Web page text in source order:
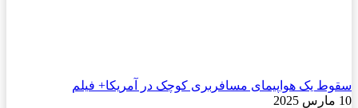
سقوط یک هواپیمای مسافربری کوچک در آمریکا+ فیلم
10 مارس 2025